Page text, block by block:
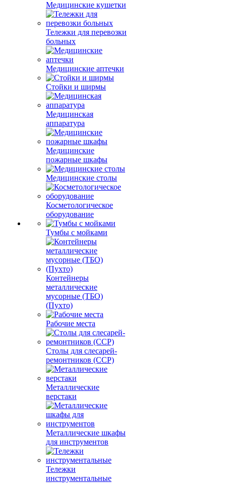
Медицинские кушетки
Тележки для перевозки
больных
Медицинские аптечки
Стойки и ширмы
Медицинская
аппаратура
Медицинские
пожарные шкафы
Медицинские столы
Косметологическое
оборудование
Тумбы с мойками
Контейнеры
металлические
мусорные (ТБО)
(Пухто)
Рабочие места
Столы для слесарей-
ремонтников (ССР)
Металлические
верстаки
Металлические шкафы
для инструментов
Тележки
инструментальные